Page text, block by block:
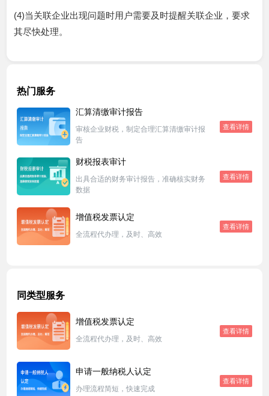
(4)当关联企业出现问题时用户需要及时提醒关联企业，要求
其尽快处理。
热门服务
汇算清缴审计报告
审核企业财税，制定合理汇算清缴审计报
告
查看详情
财税报表审计
出具合适的财务审计报告，准确核实财务
数据
查看详情
增值税发票认定
全流程代办理，及时、高效
查看详情
同类型服务
增值税发票认定
全流程代办理，及时、高效
查看详情
申请一般纳税人认定
办理流程简短，快速完成
查看详情